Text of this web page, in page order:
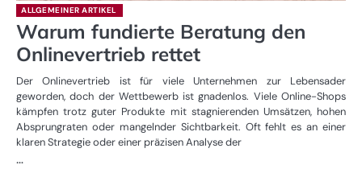
ALLGEMEINER ARTIKEL
Warum fundierte Beratung den
Onlinevertrieb rettet
Der Onlinevertrieb ist für viele Unternehmen zur Lebensader
geworden, doch der Wettbewerb ist gnadenlos. Viele Online-Shops
kämpfen trotz guter Produkte mit stagnierenden Umsätzen, hohen
Absprungraten oder mangelnder Sichtbarkeit. Oft fehlt es an einer
klaren Strategie oder einer präzisen Analyse der
…